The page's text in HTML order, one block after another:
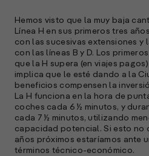
Hemos visto que la muy baja
Línea H en sus primeros tres
con las sucesivas extensiones y
con las líneas B y D. Los
que la H supera (en viajes
implica que le esté dando a la
beneficios compensen la
La H funciona en la hora de
coches cada 6 ½ minutos, y
cada 7 ½ minutos, utilizando
capacidad potencial. Si esto no
años próximos estaríamos ante
términos técnico-económico.